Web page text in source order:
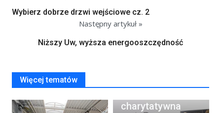
Wybierz dobrze drzwi wejściowe cz. 2
Następny artykuł »
Niższy Uw, wyższa energooszczędność
Więcej tematów
charytatywna